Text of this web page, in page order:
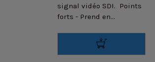
signal vidéo SDI. Points
forts - Prend en...